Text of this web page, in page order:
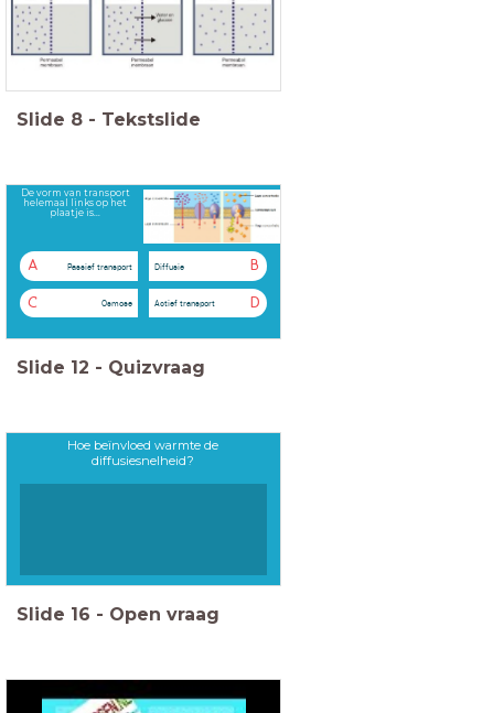
Slide 8 - Tekstslide
De vorm van transport
helemaal links op het
plaatje is...
A Passief transport B
Diffusie
C Osmose D
Actief transport
Slide 12 - Quizvraag
Hoe beïnvloed warmte de
diffusiesnelheid?
Slide 16 - Open vraag